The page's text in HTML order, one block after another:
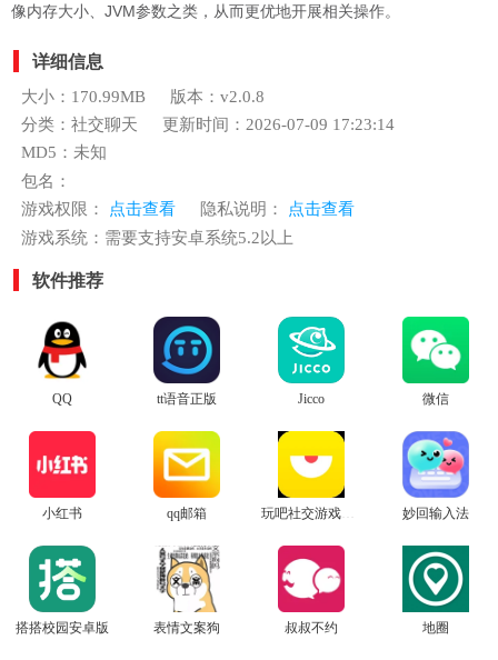
像内存大小、JVM参数之类，从而更优地开展相关操作。
详细信息
大小：170.99MB
版本：v2.0.8
分类：社交聊天
更新时间：2026-07-09 17:23:14
MD5：未知
包名：
游戏权限：
点击查看 隐私说明：
点击查看
游戏系统：需要支持安卓系统5.2以上
软件推荐
QQ tt语音正版 Jicco 微信
小红书 qq邮箱 妙回输入法
搭搭校园安卓版 表情文案狗 叔叔不约 地圈